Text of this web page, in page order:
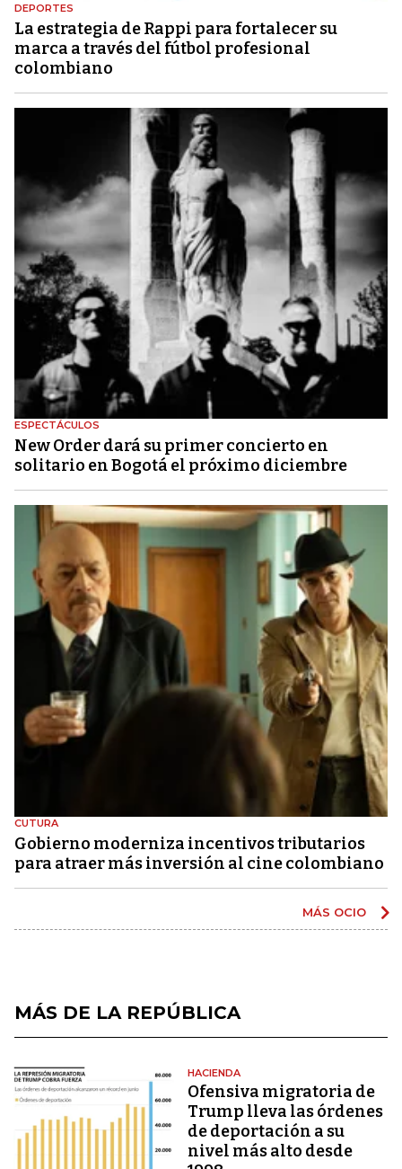
DEPORTES
La estrategia de Rappi para fortalecer su
marca a través del fútbol profesional
colombiano
ESPECTÁCULOS
New Order dará su primer concierto en
solitario en Bogotá el próximo diciembre
CUTURA
Gobierno moderniza incentivos tributarios
para atraer más inversión al cine colombiano
MÁS OCIO
MÁS DE LA REPÚBLICA
HACIENDA
Ofensiva migratoria de
Trump lleva las órdenes
de deportación a su
nivel más alto desde